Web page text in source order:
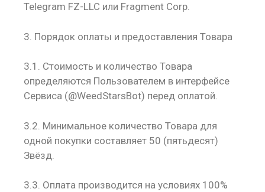
Telegram FZ-LLC или Fragment Corp.
3. Порядок оплаты и предоставления Товара
3.1. Стоимость и количество Товара
определяются Пользователем в интерфейсе
Сервиса (@WeedStarsBot) перед оплатой.
3.2. Минимальное количество Товара для
одной покупки составляет 50 (пятьдесят)
Звёзд.
3.3. Оплата производится на условиях 100%